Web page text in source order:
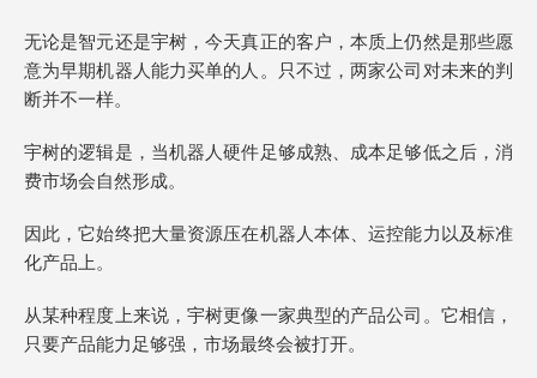
无论是智元还是宇树，今天真正的客户，本质上仍然是那些愿
意为早期机器人能力买单的人。只不过，两家公司对未来的判
断并不一样。
宇树的逻辑是，当机器人硬件足够成熟、成本足够低之后，消
费市场会自然形成。
因此，它始终把大量资源压在机器人本体、运控能力以及标准
化产品上。
从某种程度上来说，宇树更像一家典型的产品公司。它相信，
只要产品能力足够强，市场最终会被打开。